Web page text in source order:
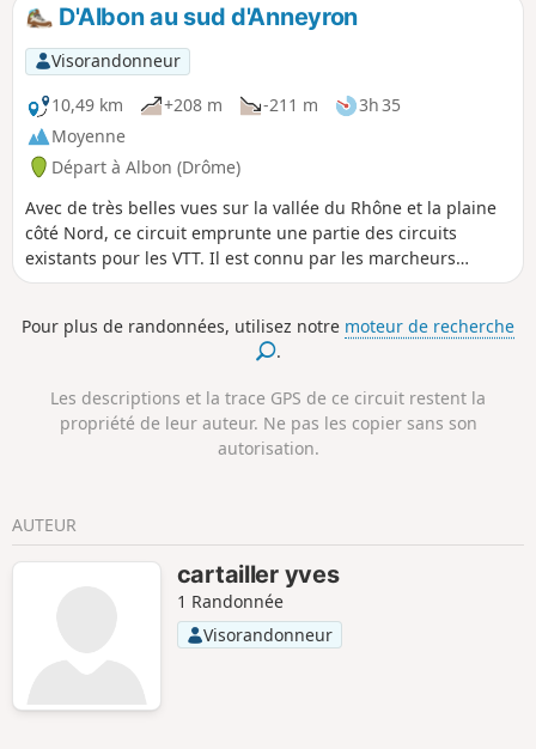
D'Albon au sud d'Anneyron
Visorandonneur
10,49 km
+208 m -211 m
3h 35
Moyenne
Départ à Albon (Drôme)
Avec de très belles vues sur la vallée du Rhône et la plaine
côté Nord, ce circuit emprunte une partie des circuits
existants pour les VTT. Il est connu par les marcheurs
depuis longtemps, mais il est différent de l'itinéraire le plus
saisons.A TOUS LES RANDONNEURS (SES) QUI PARCOURENT
MES RANDONNEES vous pouvez mettre des photos en
Pour plus de randonnées, utilisez notre moteur de recherche
.
Les descriptions et la trace GPS de ce circuit restent la
propriété de leur auteur. Ne pas les copier sans son
autorisation.
AUTEUR
cartailler yves
1 Randonnée
Visorandonneur